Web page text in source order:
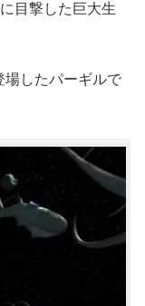
目撃した巨大生
場したパーギルで